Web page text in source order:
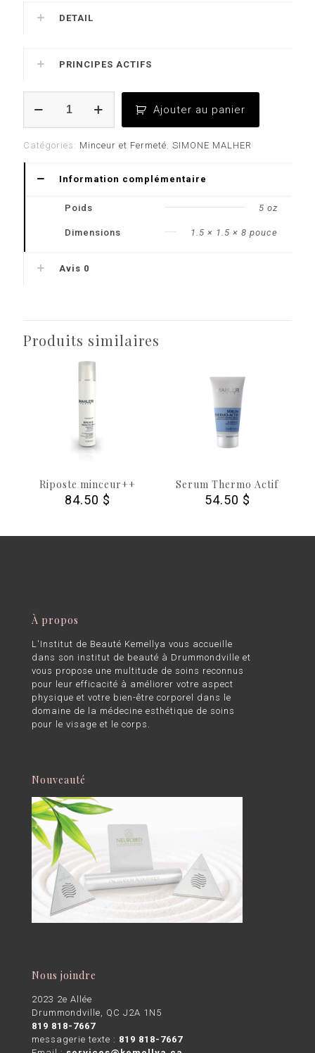
DETAIL
PRINCIPES ACTIFS
de
corps
Ajouter au panier
Catégories: Minceur et Fermeté SIMONE MALHER
Information complémentaire
Poids 5 oz
Dimensions 1.5 × 1.5 × 8 pouce
Avis 0
Produits similaires
Riposte minceur++
84.50 $
Serum Thermo Actif
54.50 $
À propos
L'Institut de Beauté Kemellya vous accueille
dans son institut de beauté à Drummondville et
vous propose une multitude de soins reconnus
pour leur efficacité à améliorer votre aspect
physique et votre bien-être corporel dans le
domaine de la médecine esthétique de soins
pour le visage et le corps.
Nouveauté
Nous joindre
2023 2e Allée
Drummondville, QC J2A 1N5
819 818-7667
messagerie texte : 819 818-7667